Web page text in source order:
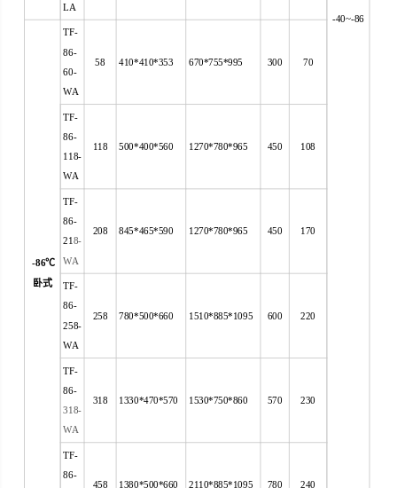
-40~-86
LA
-86℃
卧式
TF-
86-
60-
WA
58 410*410*353 670*755*995 300 70
TF-
86-
118-
WA
118 500*400*560 1270*780*965 450 108
TF-
86-
218-
WA
208 845*465*590 1270*780*965 450 170
TF-
86-
258-
WA
258 780*500*660 1510*885*1095 600 220
TF-
86-
318-
WA
318 1330*470*570 1530*750*860 570 230
TF-
86-
458 1380*500*660 2110*885*1095 780 240